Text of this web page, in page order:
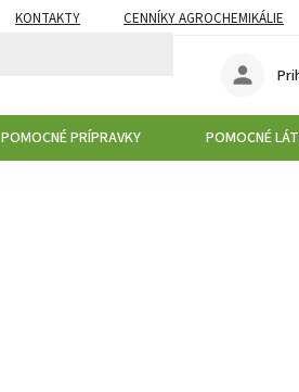
KONTAKTY CENNÍKY AGROCHEMIKÁLIE
POMOCNÉ PRÍPRAVKY POMOCNÉ